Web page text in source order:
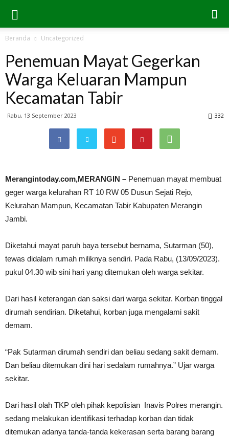
Beranda Uncategorized
Penemuan Mayat Gegerkan
Warga Keluaran Mampun
Kecamatan Tabir
Rabu, 13 September 2023 332
Merangintoday.com,MERANGIN – Penemuan mayat membuat
geger warga kelurahan RT 10 RW 05 Dusun Sejati Rejo,
Kelurahan Mampun, Kecamatan Tabir Kabupaten Merangin
Jambi.
Diketahui mayat paruh baya tersebut bernama, Sutarman (50),
tewas didalam rumah miliknya sendiri. Pada Rabu, (13/09/2023).
pukul 04.30 wib sini hari yang ditemukan oleh warga sekitar.
Dari hasil keterangan dan saksi dari warga sekitar. Korban tinggal
dirumah sendirian. Diketahui, korban juga mengalami sakit
demam.
“Pak Sutarman dirumah sendiri dan beliau sedang sakit demam.
Dan beliau ditemukan dini hari sedalam rumahnya.” Ujar warga
sekitar.
Dari hasil olah TKP oleh pihak kepolisian Inavis Polres merangin.
sedang melakukan identifikasi terhadap korban dan tidak
ditemukan adanya tanda-tanda kekerasan serta barang barang